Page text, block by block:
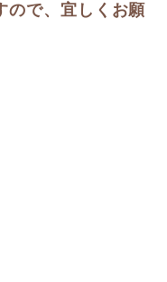
ので、宜しくお願